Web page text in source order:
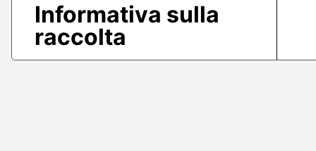
Informativa sulla
raccolta